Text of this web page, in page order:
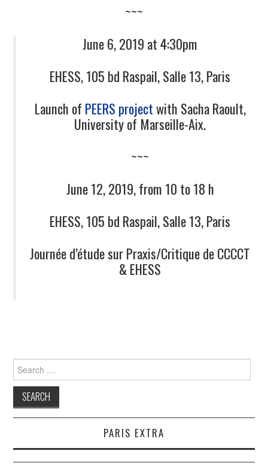
~~~
June 6, 2019 at 4:30pm
EHESS, 105 bd Raspail, Salle 13, Paris
Launch of PEERS projectwith Sacha Raoult,
University of Marseille-Aix.
~~~
June 12, 2019, from 10 to 18 h
EHESS, 105 bd Raspail, Salle 13, Paris
Journée d’étude sur Praxis/Critique de CCCCT
& EHESS
Search
for:
PARIS EXTRA